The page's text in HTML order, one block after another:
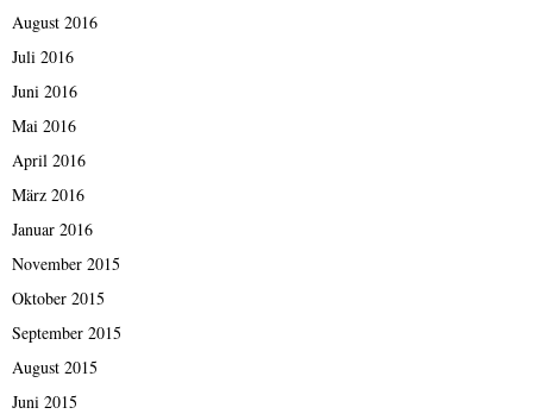
August 2016
Juli 2016
Juni 2016
Mai 2016
April 2016
März 2016
Januar 2016
November 2015
Oktober 2015
September 2015
August 2015
Juni 2015